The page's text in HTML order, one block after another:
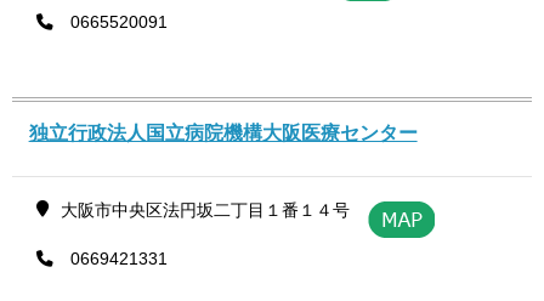
0665520091
独立行政法人国立病院機構大阪医療センター
大阪市中央区法円坂二丁目１番１４号
0669421331